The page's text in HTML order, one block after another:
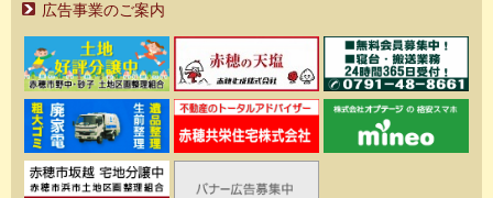
広告事業のご案内